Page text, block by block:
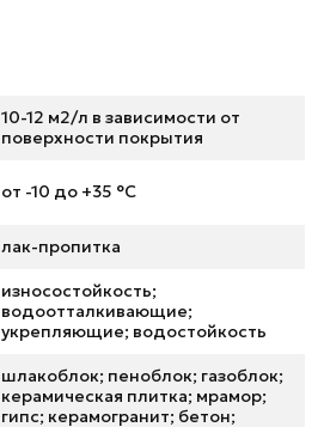
10-12 м2/л в зависимости от
поверхности покрытия
от -10 до +35 °С
лак-пропитка
износостойкость;
водоотталкивающие;
укрепляющие; водостойкость
шлакоблок; пеноблок; газоблок;
керамическая плитка; мрамор;
гипс; керамогранит; бетон;